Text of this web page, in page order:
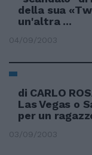
della sua
un'altra ...
04/09/2003
di CARLO
Las Vegas o
per un
03/09/2003